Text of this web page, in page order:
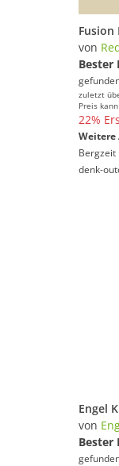
von
Bester
zuletzt
Preis
22%
Weitere
Bergzeit
denk-
Engel
von
Bester